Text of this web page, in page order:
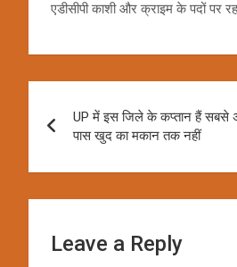
एडीसीपी काशी और क्राइम के पदों पर
navigation
UP में इस जिले के कप्तान हैं सबसे
पास खुद का मकान तक नहीं
Leave a Reply